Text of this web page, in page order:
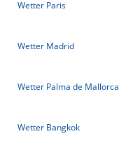
Wetter Paris
Wetter Madrid
Wetter Palma de Mallorca
Wetter Bangkok